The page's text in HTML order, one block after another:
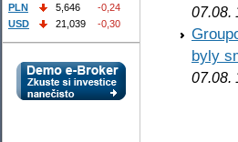
07.08.
byly
07.08.
PLN
5,646
-0,24
USD
21,039 -0,30